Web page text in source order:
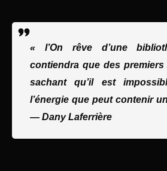
« l’On rêve d’une
contiendra que des
sachant qu’il est
l’énergie que peut contenir
— Dany Laferrière